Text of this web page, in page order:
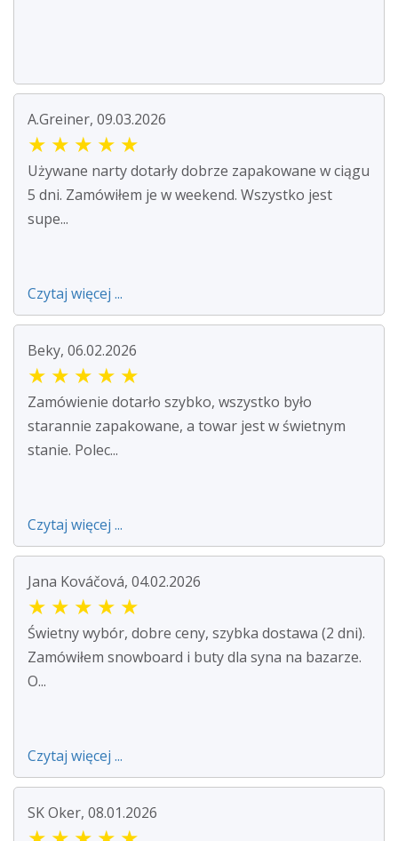
A.Greiner, 09.03.2026
★ ★ ★ ★ ★
Używane narty dotarły dobrze zapakowane w ciągu
5 dni. Zamówiłem je w weekend. Wszystko jest
supe...
Czytaj więcej ...
Beky, 06.02.2026
★ ★ ★ ★ ★
Zamówienie dotarło szybko, wszystko było
starannie zapakowane, a towar jest w świetnym
stanie. Polec...
Czytaj więcej ...
Jana Kováčová, 04.02.2026
★ ★ ★ ★ ★
Świetny wybór, dobre ceny, szybka dostawa (2 dni).
Zamówiłem snowboard i buty dla syna na bazarze.
O...
Czytaj więcej ...
SK Oker, 08.01.2026